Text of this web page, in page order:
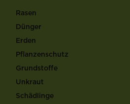
Rasen
Dünger
Erden
Pflanzenschutz
Grundstoffe
Unkraut
Schädlinge